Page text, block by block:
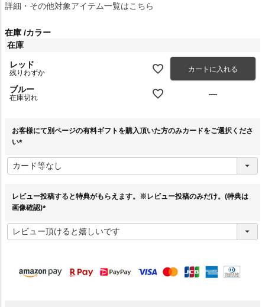
詳細・その他対象アイテム一覧はこちら
在庫 カラー
在庫
レッド
残りわずか カートに入れる
ブルー
在庫切れ —
お客様にて別ページの有料ギフトを購入頂いた方のみカードをご選択くださ
い
必
須
レビュー投稿すると特典がもらえます。※レビュー投稿のみだけ。(特典は
画像確認)
必
須